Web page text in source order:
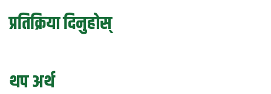
प्रतिक्रिया दिनुहोस्
थप अर्थ